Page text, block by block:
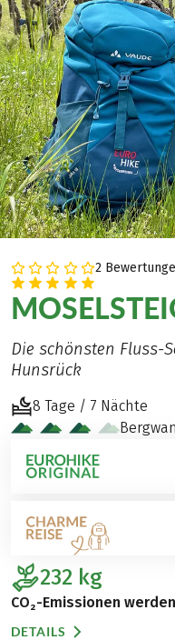
2
Die schönsten Fluss-
Hunsrück
8 Tage / 7 Nächte
232 kg
CO₂-Emissionen
DETAILS